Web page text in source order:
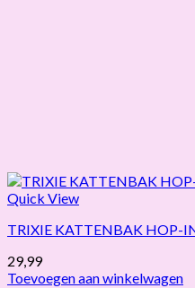
Quick View
TRIXIE KATTENBAK HOP-
29,99
Toevoegen aan winkelwagen